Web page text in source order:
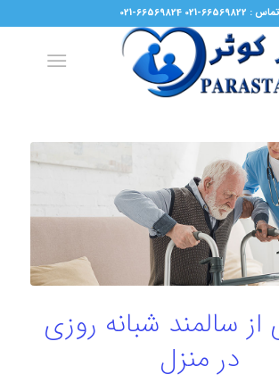
تماس : 66569822-021 66569824-021
از سالمند شبانه روزی
در منزل